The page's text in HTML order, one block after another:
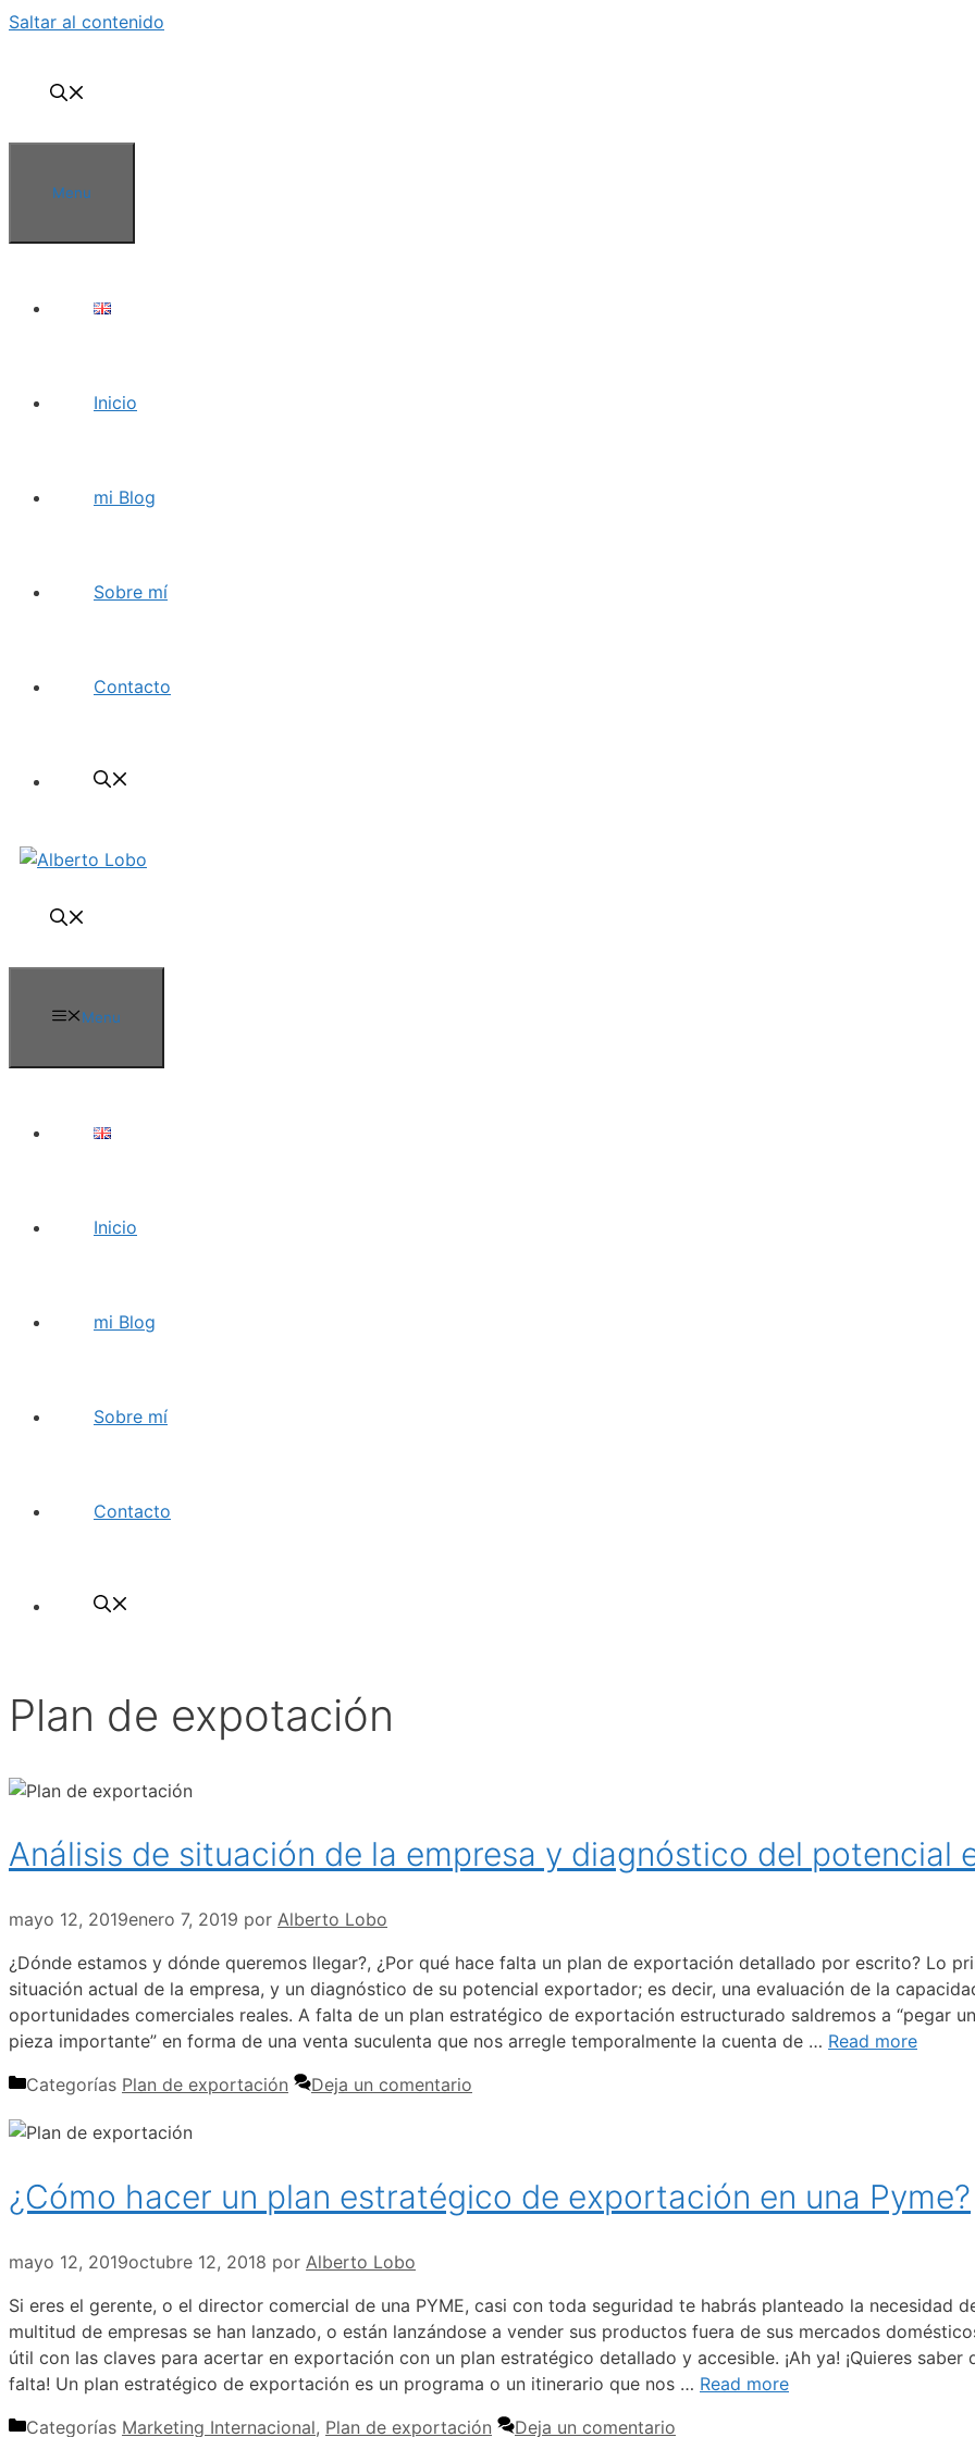
Saltar al contenido
Menu
Inicio
mi Blog
Sobre mí
Contacto
Menu
Inicio
mi Blog
Sobre mí
Contacto
Plan de expotación
Análisis de situación de la empresa y diagnóstico del potencial
mayo 12, 2019enero 7, 2019 por Alberto Lobo
¿Dónde estamos y dónde queremos llegar?, ¿Por qué hace falta un plan de exportación detallado por escrito? Lo
situación actual de la empresa, y un diagnóstico de su potencial exportador; es decir, una evaluación de la
oportunidades comerciales reales. A falta de un plan estratégico de exportación estructurado saldremos a “pegar
pieza importante” en forma de una venta suculenta que nos arregle temporalmente la cuenta de … Read more
Categorías Plan de exportación Deja un comentario
¿Cómo hacer un plan estratégico de exportación en una Pyme?
mayo 12, 2019octubre 12, 2018 por Alberto Lobo
Si eres el gerente, o el director comercial de una PYME, casi con toda seguridad te habrás planteado la necesidad
multitud de empresas se han lanzado, o están lanzándose a vender sus productos fuera de sus mercados
útil con las claves para acertar en exportación con un plan estratégico detallado y accesible. ¡Ah ya! ¡Quieres
falta! Un plan estratégico de exportación es un programa o un itinerario que nos … Read more
Categorías Marketing Internacional, Plan de exportación Deja un comentario